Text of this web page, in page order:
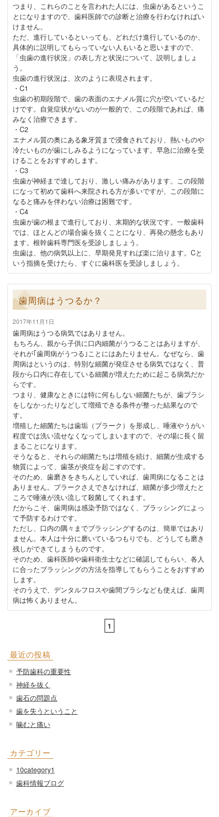
つまり、これらのことを言われた人には、虫歯があるというこ
とになりますので、歯科医師での診断と治療を行わなければい
けません。
ただ、進行しているといっても、どれだけ進行しているのか、
具体的に説明してもらっていない人もいると思いますので、
「虫歯の進行状況」の表し方と状況について、説明しましょ
う。
虫歯の進行状況は、次のように表現されます。
・C1
虫歯の初期段階で、歯の表面のエナメル質に穴が空いているだ
けです。自覚症状がないのが一般的で、この段階であれば、痛
みなく治療できます。
・C2
エナメル質の奥にある象牙質まで浸食されており、熱いものや
冷たいものが歯にしみるようになっています。早急に治療を受
けることをおすすめします。
・C3
虫歯が神経まで達しており、激しい痛みがあります。この段階
になって初めて歯科へ来院される方が多いですが、この段階に
なると痛みを伴わない治療は困難です。
・C4
虫歯が歯の根まで進行しており、末期的な状況です。一般歯科
では、ほとんどの場合歯を抜くことになり、再発の懸念もあり
ます。根幹歯科専門医を受診しましょう。
虫歯は、他の病気以上に、早期発見すれば楽に治ります。Cと
いう指摘を受けたら、すぐに歯科医を受診しましょう。
歯周病はうつるか？
2017年11月1日
歯周病はうつる病気ではありません。
もちろん、親から子供に口内細菌がうつることはありますが、
それが｢歯周病がうつる｣ことにはあたりません。なぜなら、歯
周病はというのは、特別な細菌が発症させる病気ではなく、普
段から口内に存在している細菌が増えたために起こる病気だか
らです。
つまり、健康なときには特に何もしない細菌たちが、歯ブラシ
をしなかったりなどして増殖できる条件が整った結果なので
す。
増殖した細菌たちは歯垢（プラーク）を形成し、唾液やうがい
程度では洗い流せなくなってしまいますので、その場に長く留
まることになります。
そうなると、それらの細菌たちは増殖を続け、細菌が生成する
物質によって、歯茎が炎症を起こすのです。
そのため、歯磨きをきちんとしていれば、歯周病になることは
ありません。プラークさえできなければ、細菌が多少増えたと
ころで唾液が洗い流して殺菌してくれます。
だからこそ、歯周病は感染予防ではなく、ブラッシングによっ
て予防するわけです。
ただし、口内の隅々までブラッシングするのは、簡単ではあり
ません。本人は十分に磨いているつもりでも、どうしても磨き
残しができてしまうものです。
そのため、歯科医師や歯科衛生士などに確認してもらい、各人
に合ったブラッシングの方法を指導してもらうことをおすすめ
します。
そのうえで、デンタルフロスや歯間ブラシなども使えば、歯周
病は怖くありません。
1
最近の投稿
予防歯科の重要性
神経を抜く
歯石の問題点
歯を失うということ
噛むと痛い
カテゴリー
10category1
歯科情報ブログ
アーカイブ